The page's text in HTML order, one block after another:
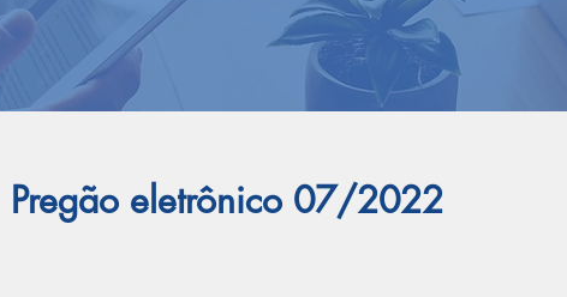
Pregão eletrônico 07/2022